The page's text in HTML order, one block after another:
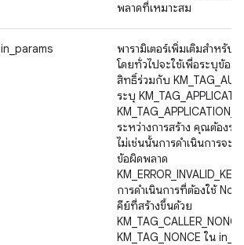
พลาดที่เหมาะสม
in_params
พารามิเตอร์เพิ่มเติมสําหรับก
โดยทั่วไปจะใช้เพื่อระบุข้อมู
สิทธิ์ร่วมกับ
ระบุ
ระหว่างการสร้าง คุณต้องร
ไม่เช่นนั้นการดำเนินการจะ
ข้อผิดพลาด
การดำเนินการที่ต้องใช้
คีย์ที่สร้างขึ้นด้วย
KM_TAG_NONCE ใน